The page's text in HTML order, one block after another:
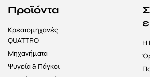
Προϊόντα
Κρεατομηχανές
QUATTRO
Μηχανήματα
Ψυγεία & Πάγκοι
Η